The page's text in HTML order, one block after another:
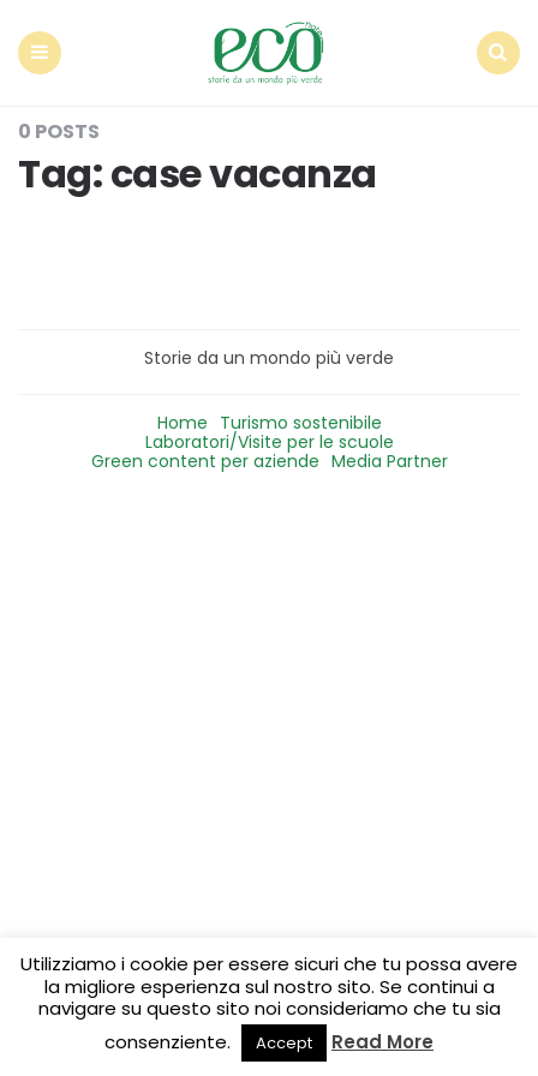
0 POSTS
Tag:case vacanza
Storie da un mondo più verde
Home Turismo sostenibile
Laboratori/Visite per le scuole
Green content per aziende Media Partner
Utilizziamo i cookie per essere sicuri che tu possa avere
la migliore esperienza sul nostro sito. Se continui a
navigare su questo sito noi consideriamo che tu sia
consenziente.
Accept Read More